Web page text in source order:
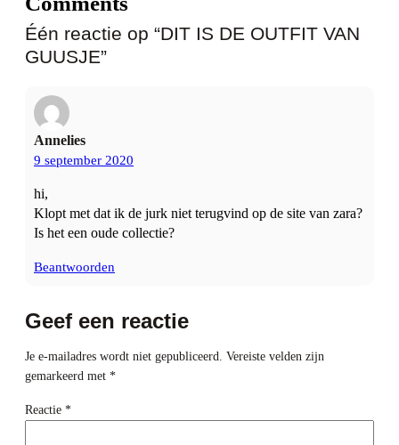
Één reactie op “DIT IS DE OUTFIT VAN
GUUSJE”
Annelies
9 september 2020
hi,
Klopt met dat ik de jurk niet terugvind op de site van zara?
Is het een oude collectie?
Beantwoorden
Geef een reactie
Je e-mailadres wordt niet gepubliceerd.
Vereiste velden zijn
gemarkeerd met *
Reactie *